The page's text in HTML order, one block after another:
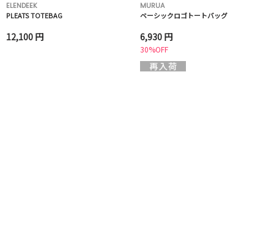
ELENDEEK
PLEATS TOTEBAG
12,100 円
MURUA
ベーシックロゴトートバッグ
6,930 円
30%OFF